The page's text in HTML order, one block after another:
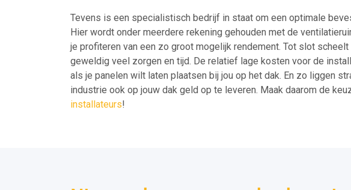
Tevens is een specialistisch bedrijf in staat om een optimale
Hier wordt onder meerdere rekening gehouden met de
je profiteren van een zo groot mogelijk rendement. Tot slot
geweldig veel zorgen en tijd. De relatief lage kosten voor de
als je panelen wilt laten plaatsen bij jou op het dak. En zo liggen
industrie ook op jouw dak geld op te leveren. Maak daarom de
installateurs!